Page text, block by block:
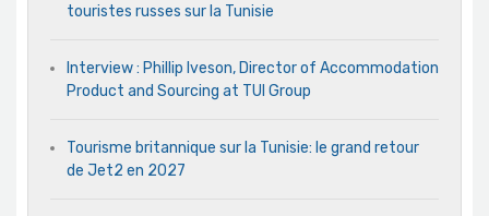
touristes russes sur la Tunisie
Interview : Phillip Iveson, Director of Accommodation
Product and Sourcing at TUI Group
Tourisme britannique sur la Tunisie: le grand retour
de Jet2 en 2027